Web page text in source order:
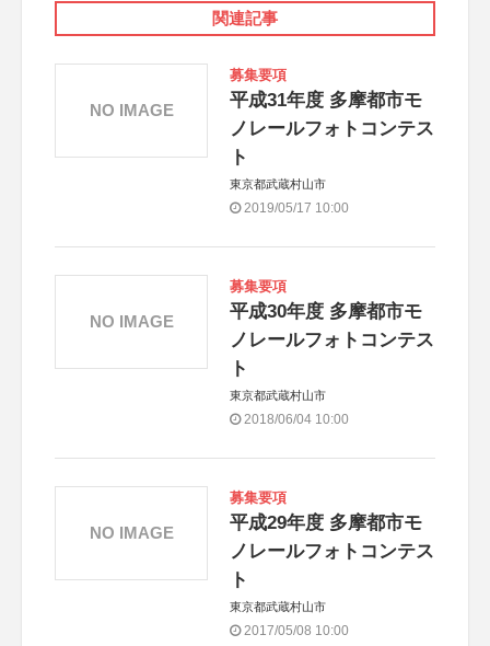
関連記事
募集要項
平成31年度 多摩都市モ
ノレールフォトコンテス
ト
東京都武蔵村山市
2019/05/17 10:00
NO IMAGE
募集要項
平成30年度 多摩都市モ
ノレールフォトコンテス
ト
東京都武蔵村山市
2018/06/04 10:00
NO IMAGE
募集要項
平成29年度 多摩都市モ
ノレールフォトコンテス
ト
東京都武蔵村山市
2017/05/08 10:00
NO IMAGE